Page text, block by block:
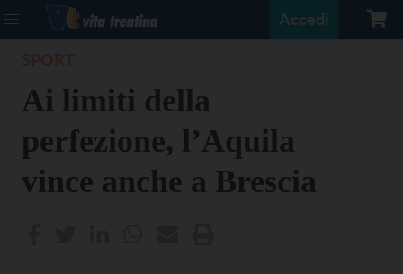
Accedi
Ai limiti della
perfezione, l’Aquila
vince anche a Brescia